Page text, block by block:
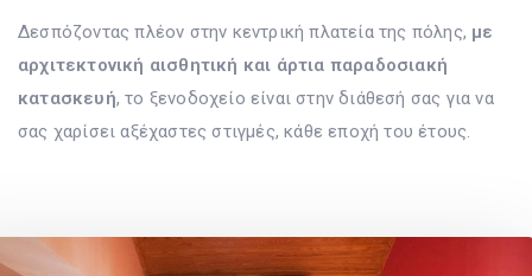
Δεσπόζοντας πλέον στην κεντρική πλατεία της πόλης, με
αρχιτεκτονική αισθητική και άρτια παραδοσιακή
κατασκευή, το ξενοδοχείο είναι στην διάθεσή σας για να
σας χαρίσει αξέχαστες στιγμές, κάθε εποχή του έτους.